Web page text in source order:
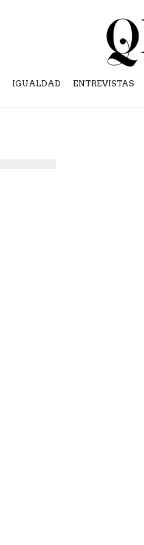
IGUALDAD ENTREVISTAS